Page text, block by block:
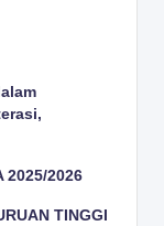
2025/2026
TINGGI